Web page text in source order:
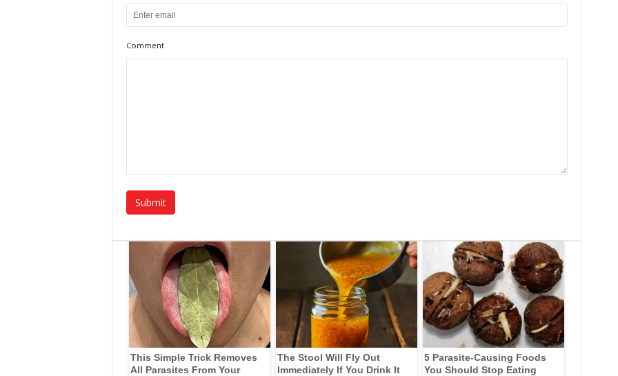
Comment
This Simple Trick Removes
All Parasites From Your
The Stool Will Fly Out
Immediately If You Drink It
5 Parasite-Causing Foods
You Should Stop Eating